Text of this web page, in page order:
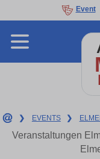
Event
❯ EVENTS ❯
Veranstaltungen